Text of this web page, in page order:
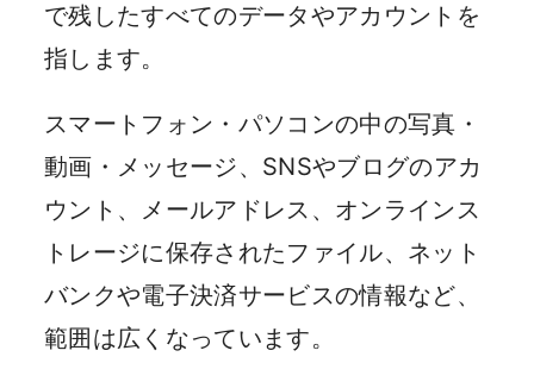
で残したすべてのデータやアカウントを
指します。
スマートフォン・パソコンの中の写真・
動画・メッセージ、SNSやブログのアカ
ウント、メールアドレス、オンラインス
トレージに保存されたファイル、ネット
バンクや電子決済サービスの情報など、
範囲は広くなっています。